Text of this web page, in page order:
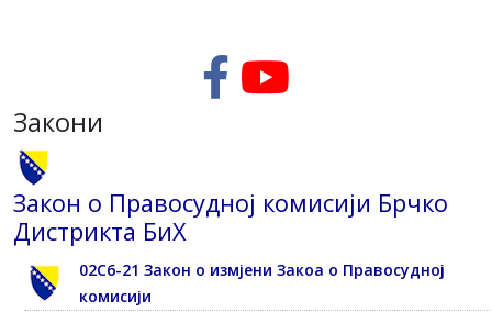
Закони
Закон о Правосудној комисији Брчко
Дистрикта БиХ
02С6-21 Закон о измјени Закоа о Правосудној
комисији